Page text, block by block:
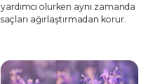
yardımcı olurken aynı zamanda
saçları ağırlaştırmadan korur.